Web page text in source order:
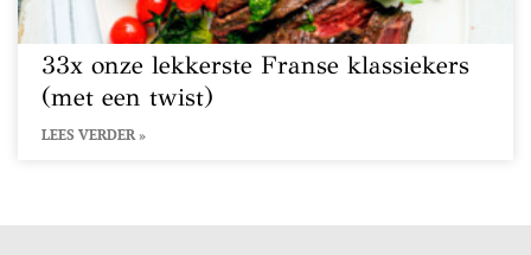
33x onze lekkerste Franse klassiekers
(met een twist)
LEES VERDER »